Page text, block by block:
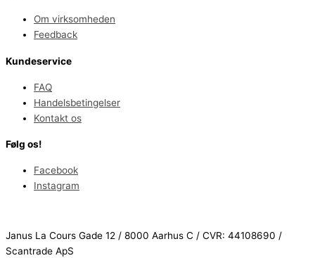
Om virksomheden
Feedback
Kundeservice
FAQ
Handelsbetingelser
Kontakt os
Følg os!
Facebook
Instagram
Janus La Cours Gade 12 / 8000 Aarhus C / CVR: 44108690 /
Scantrade ApS